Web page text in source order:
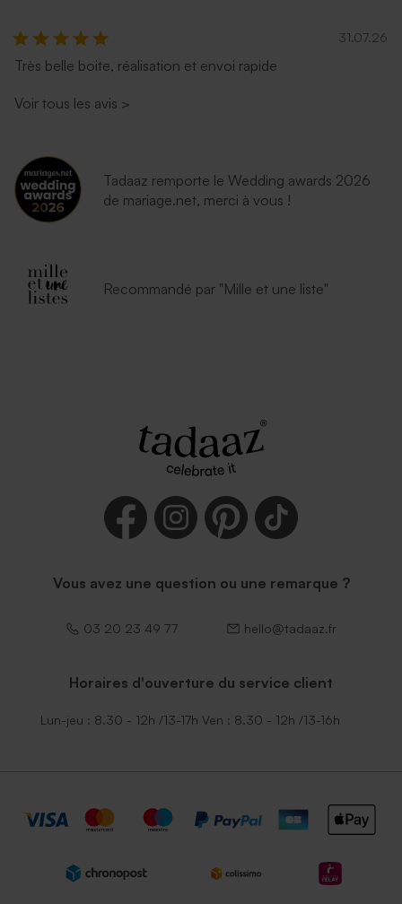
31.07.26
Très belle boite, réalisation et envoi rapide
Voir tous les avis >
Tadaaz remporte le Wedding awards 2026
de mariage.net, merci à vous !
Recommandé par "Mille et une liste"
Vous avez une question ou une remarque ?
03 20 23 49 77 hello@tadaaz.fr
Horaires d'ouverture du service client
Lun-jeu : 8.30 - 12h /13-17h Ven : 8.30 - 12h /13-16h